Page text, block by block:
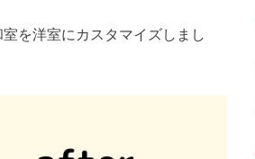
を洋室にカスタマイズしまし